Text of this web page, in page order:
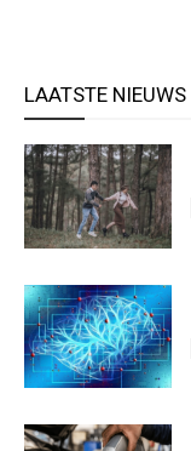
LAATSTE NIEUWS